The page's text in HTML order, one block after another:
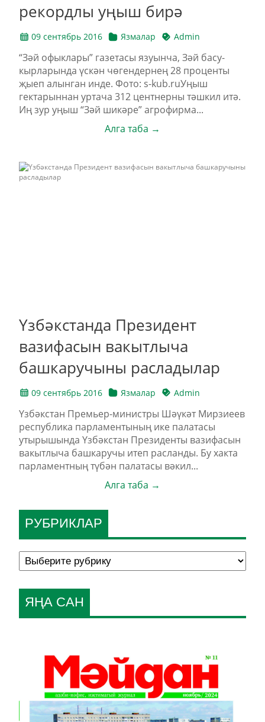
рекордлы уңыш бирә
09 сентябрь 2016 Язмалар Admin
“Зәй офыклары” газетасы язуынча, Зәй басу-
кырларында үскән чөгендернең 28 проценты
җыеп алынган инде. Фото: s-kub.ruУңыш
гектарыннан уртача 312 центнерны тәшкил итә.
Иң зур уңыш “Зәй шикәре” агрофирма...
Алга таба →
Үзбәкстанда Президент
вазифасын вакытлыча
башкаручыны расладылар
09 сентябрь 2016 Язмалар Admin
Үзбәкстан Премьер-министры Шәүкәт Мирзиеев
республика парламентының ике палатасы
утырышында Үзбәкстан Президенты вазифасын
вакытлыча башкаручы итеп расланды. Бу хакта
парламентның түбән палатасы вәкил...
Алга таба →
РУБРИКЛАР
ЯҢА САН